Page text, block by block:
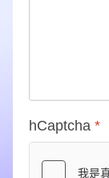
hCaptcha *